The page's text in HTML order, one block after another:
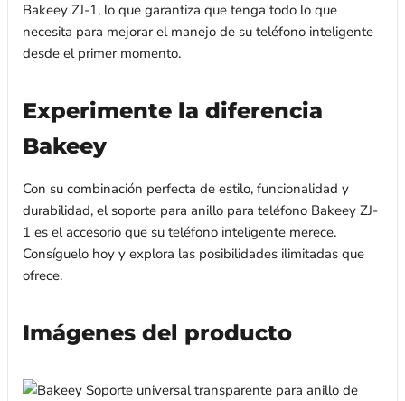
Bakeey ZJ-1, lo que garantiza que tenga todo lo que
necesita para mejorar el manejo de su teléfono inteligente
desde el primer momento.
Experimente la diferencia
Bakeey
Con su combinación perfecta de estilo, funcionalidad y
durabilidad, el soporte para anillo para teléfono Bakeey ZJ-
1 es el accesorio que su teléfono inteligente merece.
Consíguelo hoy y explora las posibilidades ilimitadas que
ofrece.
Imágenes del producto